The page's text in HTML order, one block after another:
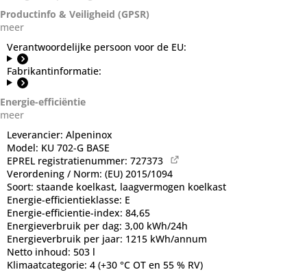
Productinfo & Veiligheid (GPSR)
meer
Verantwoordelijke persoon voor de EU:
Fabrikantinformatie:
Energie-efficiëntie
meer
Leverancier: Alpeninox
Model: KU 702-G BASE
EPREL registratienummer: 727373
Verordening / Norm: (EU) 2015/1094
Soort: staande koelkast, laagvermogen koelkast
Energie-efficientieklasse: E
Energie-efficientie-index: 84,65
Energieverbruik per dag: 3,00 kWh/24h
Energieverbruik per jaar: 1215 kWh/annum
Netto inhoud: 503 l
Klimaatcategorie: 4 (+30 °C OT en 55 % RV)